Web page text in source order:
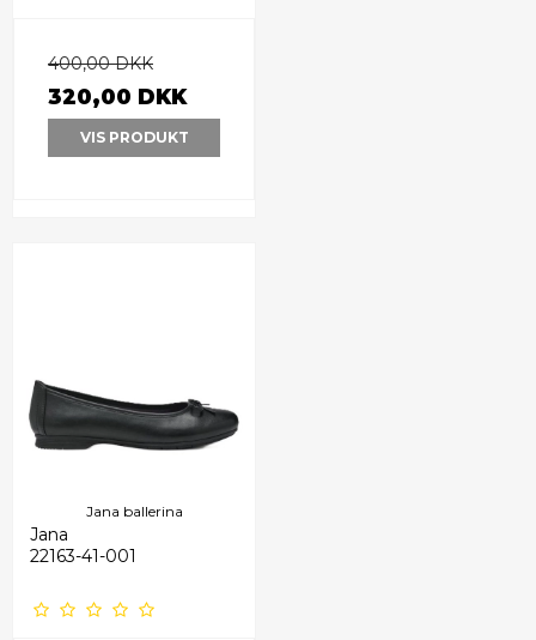
400,00 DKK
320,00 DKK
VIS PRODUKT
Jana ballerina
Jana
22163-41-001